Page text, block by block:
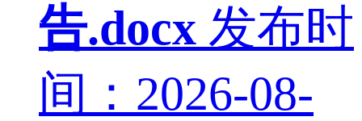
告.docx 发布时
间：2026-08-